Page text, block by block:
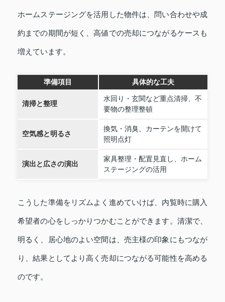
ホームステージングを活用した物件は、問い合わせや成
約までの期間が短く、高値での売却につながるケースも
増えています。
準備項目 具体的な工夫
清掃と整理
水回り・玄関など重点清掃、不
要物の整理整頓
空気感と明るさ
換気・消臭、カーテンを開けて
照明点灯
演出と広さの演出
家具整理・配置見直し、ホーム
ステージングの活用
こうした準備をリズムよく進めていけば、内覧時に購入
希望者の心をしっかりつかむことができます。清潔で、
明るく、居心地のよい空間は、売主様の印象にもつなが
り、結果としてより高く売却につながる可能性を高める
のです。